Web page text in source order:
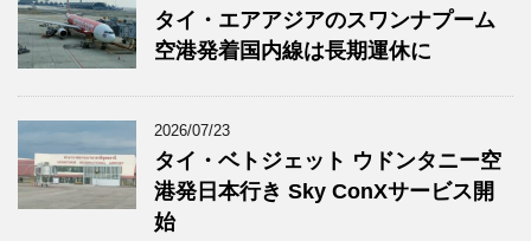
タイ・エアアジアのスワンナプーム
空港発着国内線は長期運休に
2026/07/23
タイ・ベトジェット ウドンタニー空
港発日本行き Sky ConXサービス開
始